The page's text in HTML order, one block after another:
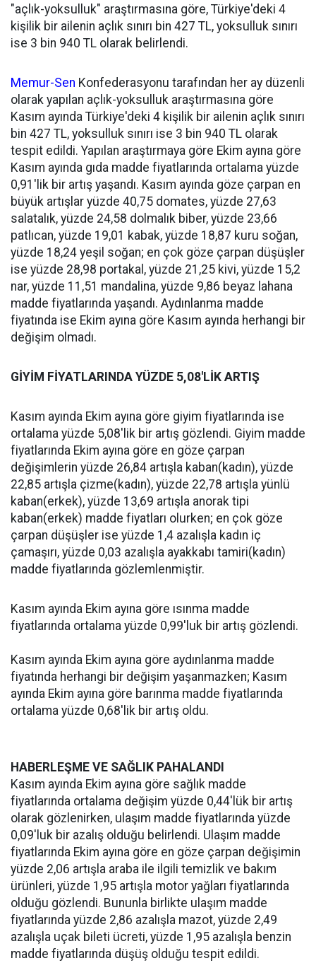
"açlık-yoksulluk" araştırmasına göre, Türkiye'deki 4
kişilik bir ailenin açlık sınırı bin 427 TL, yoksulluk sınırı
ise 3 bin 940 TL olarak belirlendi.
Memur-Sen Konfederasyonu tarafından her ay düzenli
olarak yapılan açlık-yoksulluk araştırmasına göre
Kasım ayında Türkiye'deki 4 kişilik bir ailenin açlık sınırı
bin 427 TL, yoksulluk sınırı ise 3 bin 940 TL olarak
tespit edildi. Yapılan araştırmaya göre Ekim ayına göre
Kasım ayında gıda madde fiyatlarında ortalama yüzde
0,91'lik bir artış yaşandı. Kasım ayında göze çarpan en
büyük artışlar yüzde 40,75 domates, yüzde 27,63
salatalık, yüzde 24,58 dolmalık biber, yüzde 23,66
patlıcan, yüzde 19,01 kabak, yüzde 18,87 kuru soğan,
yüzde 18,24 yeşil soğan; en çok göze çarpan düşüşler
ise yüzde 28,98 portakal, yüzde 21,25 kivi, yüzde 15,2
nar, yüzde 11,51 mandalina, yüzde 9,86 beyaz lahana
madde fiyatlarında yaşandı. Aydınlanma madde
fiyatında ise Ekim ayına göre Kasım ayında herhangi bir
değişim olmadı.
GİYİM FİYATLARINDA YÜZDE 5,08'LİK ARTIŞ
Kasım ayında Ekim ayına göre giyim fiyatlarında ise
ortalama yüzde 5,08'lik bir artış gözlendi. Giyim madde
fiyatlarında Ekim ayına göre en göze çarpan
değişimlerin yüzde 26,84 artışla kaban(kadın), yüzde
22,85 artışla çizme(kadın), yüzde 22,78 artışla yünlü
kaban(erkek), yüzde 13,69 artışla anorak tipi
kaban(erkek) madde fiyatları olurken; en çok göze
çarpan düşüşler ise yüzde 1,4 azalışla kadın iç
çamaşırı, yüzde 0,03 azalışla ayakkabı tamiri(kadın)
madde fiyatlarında gözlemlenmiştir.
Kasım ayında Ekim ayına göre ısınma madde
fiyatlarında ortalama yüzde 0,99'luk bir artış gözlendi.
Kasım ayında Ekim ayına göre aydınlanma madde
fiyatında herhangi bir değişim yaşanmazken; Kasım
ayında Ekim ayına göre barınma madde fiyatlarında
ortalama yüzde 0,68'lik bir artış oldu.
HABERLEŞME VE SAĞLIK PAHALANDI
Kasım ayında Ekim ayına göre sağlık madde
fiyatlarında ortalama değişim yüzde 0,44'lük bir artış
olarak gözlenirken, ulaşım madde fiyatlarında yüzde
0,09'luk bir azalış olduğu belirlendi. Ulaşım madde
fiyatlarında Ekim ayına göre en göze çarpan değişimin
yüzde 2,06 artışla araba ile ilgili temizlik ve bakım
ürünleri, yüzde 1,95 artışla motor yağları fiyatlarında
olduğu gözlendi. Bununla birlikte ulaşım madde
fiyatlarında yüzde 2,86 azalışla mazot, yüzde 2,49
azalışla uçak bileti ücreti, yüzde 1,95 azalışla benzin
madde fiyatlarında düşüş olduğu tespit edildi.